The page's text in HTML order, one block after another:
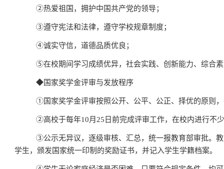
②热爱祖国，拥护中国共产党的领导；
③遵守宪法和法律，遵守学校规章制度；
④诚实守信，道德品质优良；
⑤在校期间学习成绩优异，社会实践、创新能力、综合
◆国家奖学金评审与发放程序
①国家奖学金评审按照公开、公平、公正、择优的原则
②高校于每年10月 25 日前完成评审工作，在校内进行不
③公示无异议，逐级审核、汇总，统一报教育部审批。
学生，颁发国家统一印制的奖励证书，并记入学生学籍档案。